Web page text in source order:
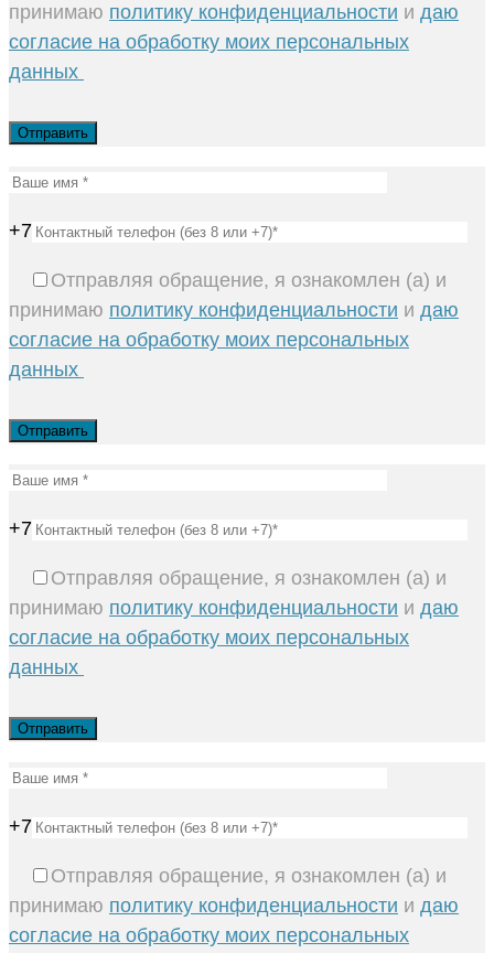
принимаю политику конфиденциальности и даю
согласие на обработку моих персональных
данных
+7
Отправляя обращение, я ознакомлен (а) и
принимаю политику конфиденциальности и даю
согласие на обработку моих персональных
данных
+7
Отправляя обращение, я ознакомлен (а) и
принимаю политику конфиденциальности и даю
согласие на обработку моих персональных
данных
+7
Отправляя обращение, я ознакомлен (а) и
принимаю политику конфиденциальности и даю
согласие на обработку моих персональных